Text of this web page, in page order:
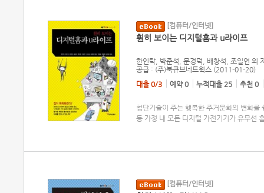
[컴퓨터/인터넷]
훤히 보이는 디지털홈과 u라이프
한인탁, 박준석, 문경덕, 배창석, 조일연 외
공급 : (주)북큐브네트웍스 (2011-01-20)
대출 0/3
예약 0 누적대출 25 추천 0
첨단기술이 주는 행복한 주거문화의 변화
등 가정 내 모든 디지털 가전기기가 유무선
[컴퓨터/인터넷]